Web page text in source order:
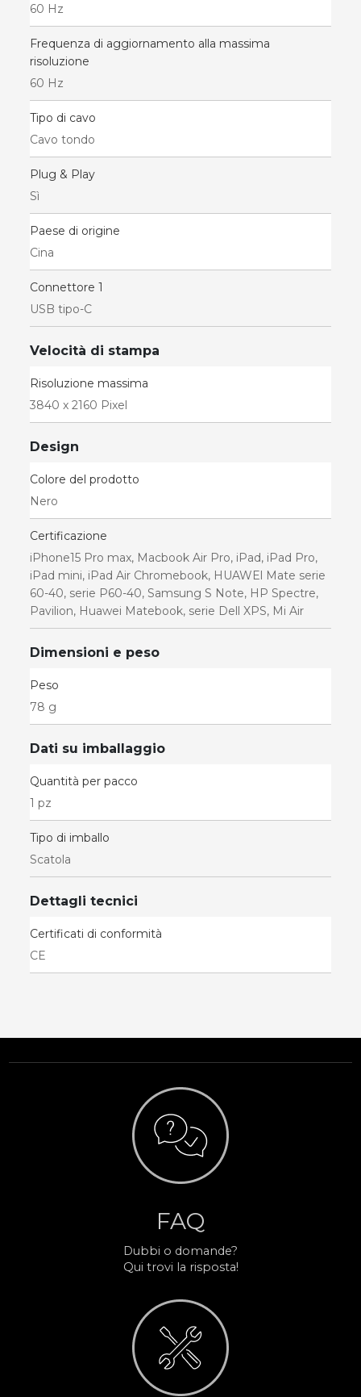
60 Hz
Frequenza di aggiornamento alla massima
risoluzione
60 Hz
Tipo di cavo
Cavo tondo
Plug & Play
Sì
Paese di origine
Cina
Connettore 1
USB tipo-C
Velocità di stampa
Risoluzione massima
3840 x 2160 Pixel
Design
Colore del prodotto
Nero
Certificazione
iPhone15 Pro max, Macbook Air Pro, iPad, iPad Pro,
iPad mini, iPad Air Chromebook, HUAWEl Mate serie
60-40, serie P60-40, Samsung S Note, HP Spectre,
Pavilion, Huawei Matebook, serie Dell XPS, Mi Air
Dimensioni e peso
Peso
78 g
Dati su imballaggio
Quantità per pacco
1 pz
Tipo di imballo
Scatola
Dettagli tecnici
Certificati di conformità
CE
FAQ
Dubbi o domande?
Qui trovi la risposta!